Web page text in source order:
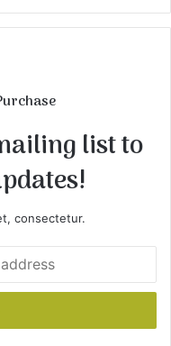
list to
consectetur.